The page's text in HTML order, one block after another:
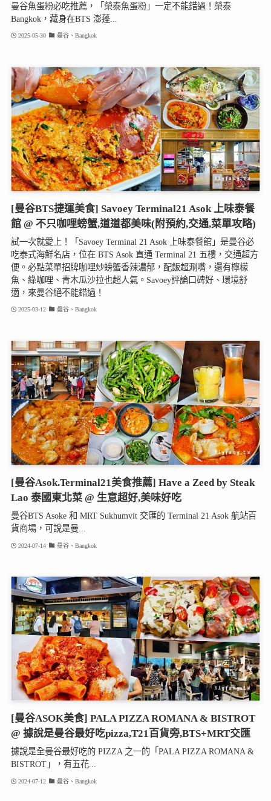
曼谷魚蛋粉必吃推薦，「榮泰魚蛋粉」一定不能錯過！榮泰
Bangkok，藏身在BTS 澎蓬...
2025-05-30 曼谷、Bangkok
[曼谷BTS捷運美食] Savoey Terminal21 Asok 上味泰餐
館 @ 不只咖哩螃蟹,道道都美味(附預約,交通,菜單攻略)
試一次就愛上！「Savoey Terminal 21 Asok 上味泰餐館」是曼谷必
吃泰式海鮮名店，位在 BTS Asok 直通 Terminal 21 五樓，交通超方
便。必點菜單招牌咖哩炒螃蟹香辣濃郁，配飯超涮嘴，還有檸檬
魚、綠咖哩、青木瓜沙拉也超人氣。Savoey評論口碑好、環境舒
適，來曼谷絕不能錯過！
2025-03-12 曼谷、Bangkok
[曼谷Asok.Terminal21美食推薦] Have a Zeed by Steak
Lao 泰國東北菜 @ 生意超好,美味好吃
曼谷BTS Asoke 和 MRT Sukhumvit 交匯的 Terminal 21 Asok 航站百
貨商場，可說是曼...
2024-07-14 曼谷、Bangkok
[曼谷ASOK美食] PALA PIZZA ROMANA & BISTROT
@ 據說是曼谷最好吃pizza,T21百貨旁,BTS+MRT交匯
據說是全曼谷最好吃的 PIZZA 之一的「PALA PIZZA ROMANA &
BISTROT」，有五花...
2024-07-12 曼谷、Bangkok